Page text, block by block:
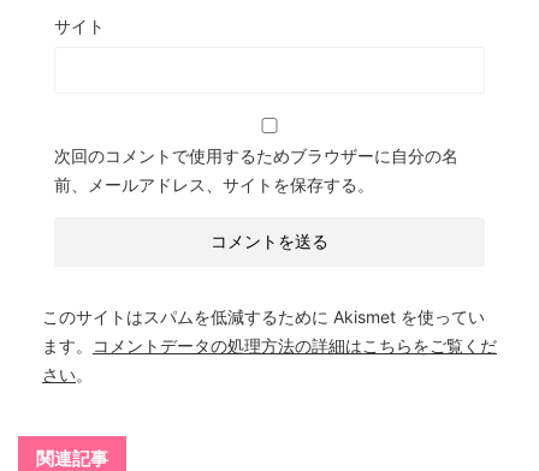
サイト
次回のコメントで使用するためブラウザーに自分の名
前、メールアドレス、サイトを保存する。
このサイトはスパムを低減するために Akismet を使ってい
ます。
コメントデータの処理方法の詳細はこちらをご覧くだ
さい。
関連記事